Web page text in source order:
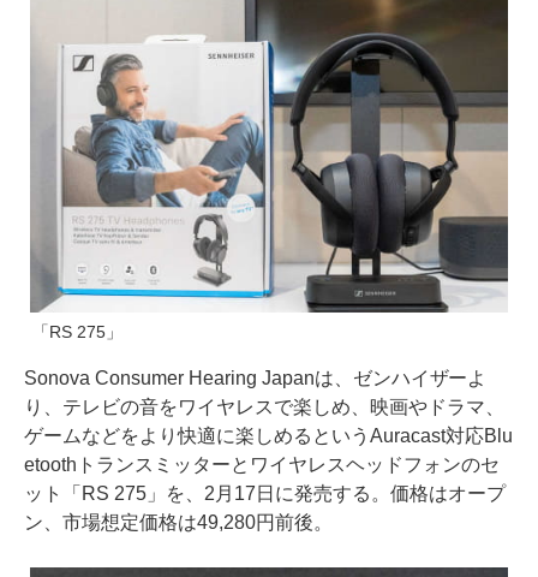
「RS 275」
Sonova Consumer Hearing Japanは、ゼンハイザーよ
り、テレビの音をワイヤレスで楽しめ、映画やドラマ、
ゲームなどをより快適に楽しめるというAuracast対応Blu
etoothトランスミッターとワイヤレスヘッドフォンのセ
ット「RS 275」を、2月17日に発売する。価格はオープ
ン、市場想定価格は49,280円前後。